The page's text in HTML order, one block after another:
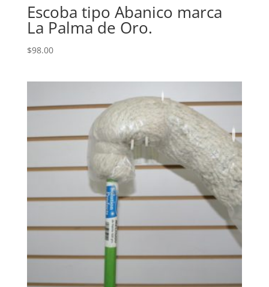
Escoba tipo Abanico marca
La Palma de Oro.
$98.00